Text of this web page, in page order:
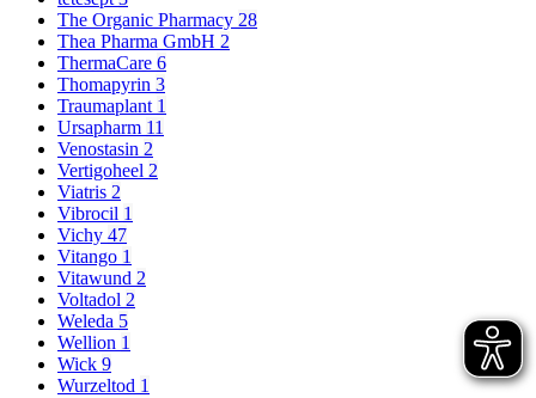
The Organic Pharmacy 28
Thea Pharma GmbH 2
ThermaCare 6
Thomapyrin 3
Traumaplant 1
Ursapharm 11
Venostasin 2
Vertigoheel 2
Viatris 2
Vibrocil 1
Vichy 47
Vitango 1
Vitawund 2
Voltadol 2
Weleda 5
Wellion 1
Wick 9
Wurzeltod 1